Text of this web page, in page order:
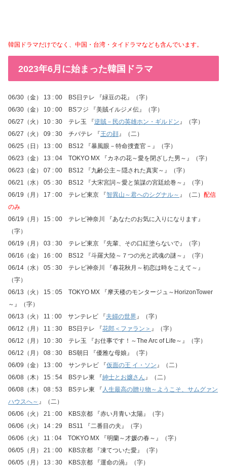
韓国ドラマだけでなく、中国・台湾・タイドラマなども含んでいます。
2023年6月に始まった韓国ドラマ
06/30（金） 13 : 00 BS日テレ 『緑豆の花』（字）
06/30（金） 10 : 00 BSフジ 『美賊イルジメ伝』（字）
06/27（火） 10 : 30 テレ玉 『逆賊－民の英雄ホン・ギルドン』（字）
06/27（火） 09 : 30 チバテレ 『王の顔』（二）
06/25（日） 13 : 00 BS12 『暴風眼－特命捜査官－』（字）
06/23（金） 13 : 04 TOKYO MX 『カネの花～愛を閉ざした男～』（字）
06/23（金） 07 : 00 BS12 『九齢公主～隠された真実～』（字）
06/21（水） 05 : 30 BS12 『大宋宮詞～愛と策謀の宮廷絵巻～』（字）
06/19（月） 17 : 00 テレビ東京 『智異山～君へのシグナル～ 』（二） 配信
のみ
06/19（月） 15 : 00 テレビ神奈川 『あなたのお気に入りになります』
（字）
06/19（月） 03 : 30 テレビ東京 『先輩、その口紅塗らないで』（字）
06/16（金） 16 : 00 BS12 『斗羅大陸～７つの光と武魂の謎～』（字）
06/14（水） 05 : 30 テレビ神奈川 『春花秋月～初恋は時をこえて～』
（字）
06/13（火） 15 : 05 TOKYO MX 『摩天楼のモンタージュ～HorizonTower
～』（字）
06/13（火） 11 : 00 サンテレビ 『夫婦の世界』（字）
06/12（月） 11 : 30 BS日テレ 『花郎＜ファラン＞ 』（字）
06/12（月） 10 : 30 テレ玉 『お仕事です！～The Arc of Life～』（字）
06/12（月） 08 : 30 BS朝日 『優雅な母娘』（字）
06/09（金） 13 : 00 サンテレビ 『仮面の王 イ・ソン』（二）
06/08（木） 15 : 54 BSテレ東 『紳士とお嬢さん』（二）
06/08（木） 08 : 53 BSテレ東 『 人生最高の贈り物～ようこそ、サムグァン
ハウスへ～ 』（二）
06/06（火） 21 : 00 KBS京都 『赤い月青い太陽』（字）
06/06（火） 14 : 29 BS11 『二番目の夫』（字）
06/06（火） 11 : 04 TOKYO MX 『明蘭～才媛の春～』（字）
06/05（月） 21 : 00 KBS京都 『凍てついた愛』（字）
06/05（月） 13 : 30 KBS京都 『運命の渦』（字）